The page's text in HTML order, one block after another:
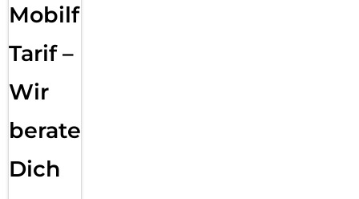
Mobilfunk
Tarif –
Wir
beraten
Dich